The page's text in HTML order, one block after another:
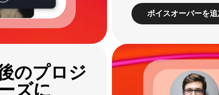
ボイスオーバーを
のプロジ
ズに